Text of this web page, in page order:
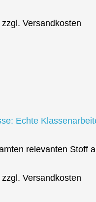
Versandkosten
Echte
relevanten Stoff
Versandkosten